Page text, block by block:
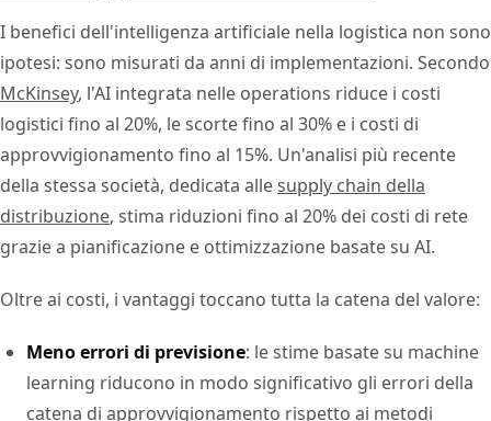
I benefici dell'intelligenza artificiale nella logistica non sono
ipotesi: sono misurati da anni di implementazioni. Secondo
McKinsey, l'AI integrata nelle operations riduce i costi
logistici fino al 20%, le scorte fino al 30% e i costi di
approvvigionamento fino al 15%. Un'analisi più recente
della stessa società, dedicata allesupply chain della
distribuzione, stima riduzioni fino al 20% dei costi di rete
grazie a pianificazione e ottimizzazione basate su AI.
Oltre ai costi, i vantaggi toccano tutta la catena del valore:
Meno errori di previsione: le stime basate su machine
learning riducono in modo significativo gli errori della
catena di approvvigionamento rispetto ai metodi